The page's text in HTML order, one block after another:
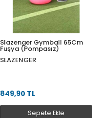
Slazenger Gymball 65Cm
Fuşya (Pompasız)
SLAZENGER
849,90 TL
Sepete Ekle